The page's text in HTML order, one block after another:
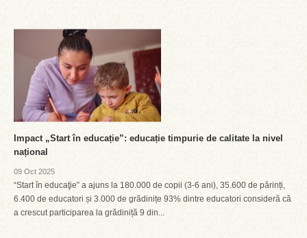
Impact „Start în educație”: educație timpurie de calitate la nivel
național
09 Oct 2025
“Start în educaţie” a ajuns la 180.000 de copii (3-6 ani), 35.600 de părinți,
6.400 de educatori și 3.000 de grădinițe 93% dintre educatori consideră că
a crescut participarea la grădiniță 9 din...